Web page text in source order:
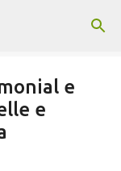
e
e